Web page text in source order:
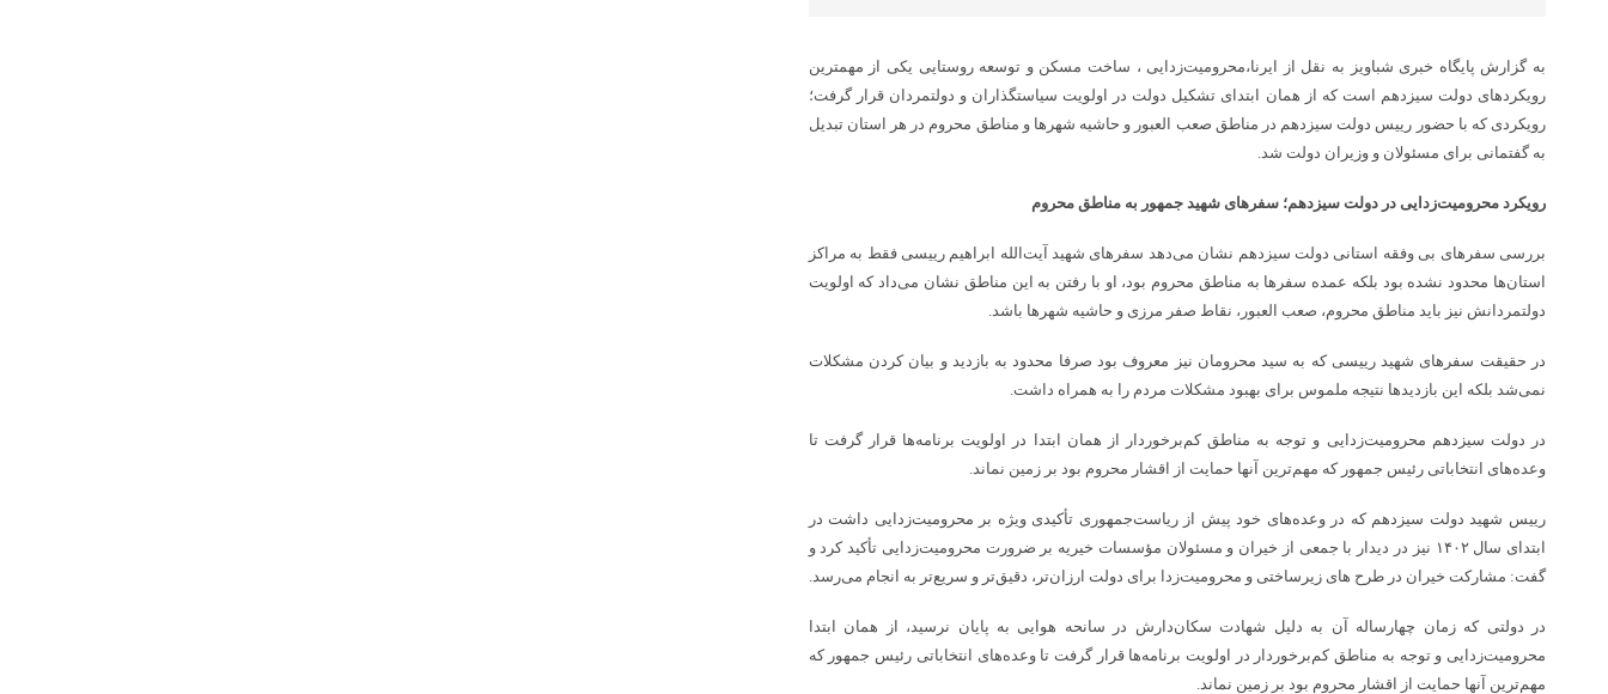
به گزارش پایگاه خبری شباویز به نقل از ایرنا،محرومیت‌زدایی ، ساخت مسکن و توسعه روستایی یکی از مهمترین
رویکردهای دولت سیزدهم است که از همان ابتدای تشکیل دولت در اولویت سیاستگذاران و دولتمردان قرار گرفت؛
رویکردی که با حضور رییس دولت سیزدهم در مناطق صعب العبور و حاشیه شهرها و مناطق محروم در هر استان تبدیل
به گفتمانی برای مسئولان و وزیران دولت شد.
رویکرد محرومیت‌زدایی در دولت سیزدهم؛ سفرهای شهید جمهور به مناطق محروم
بررسی سفرهای بی وفقه استانی دولت سیزدهم نشان می‌دهد سفرهای شهید آیت‌الله ابراهیم رییسی فقط به مراکز
استان‌ها محدود نشده بود بلکه عمده سفرها به مناطق محروم بود، او با رفتن به این مناطق نشان می‌داد که اولویت
دولتمردانش نیز باید مناطق محروم، صعب العبور، نقاط صفر مرزی و حاشیه شهرها باشد.
در حقیقت سفرهای شهید رییسی که به سید محرومان نیز معروف بود صرفا محدود به بازدید و بیان کردن مشکلات
نمی‌شد بلکه این بازدیدها نتیجه ملموس برای بهبود مشکلات مردم را به همراه داشت.
در دولت سیزدهم محرومیت‌زدایی و توجه به مناطق کم‌برخوردار از همان ابتدا در اولویت برنامه‌ها قرار گرفت تا
وعده‌های انتخاباتی رئیس جمهور که مهم‌ترین‌ آنها حمایت از اقشار محروم بود بر زمین نماند.
رییس شهید دولت سیزدهم که در وعده‌های خود پیش از ریاست‌جمهوری تأکیدی ویژه بر محرومیت‌زدایی داشت در
ابتدای سال ۱۴۰۲ نیز در دیدار با جمعی از خیران و مسئولان مؤسسات خیریه بر ضرورت محرومیت‌زدایی تأکید کرد و
گفت: مشارکت خیران در طرح های زیرساختی و محرومیت‌زدا برای دولت ارزان‌تر، دقیق‌تر و سریع‌تر به انجام می‌رسد.
در دولتی که زمان چهارساله آن به دلیل شهادت سکان‌دارش در سانحه هوایی به پایان نرسید، از همان ابتدا
محرومیت‌زدایی و توجه به مناطق کم‌برخوردار در اولویت برنامه‌ها قرار گرفت تا وعده‌های انتخاباتی رئیس جمهور که
مهم‌ترین‌ آنها حمایت از اقشار محروم بود بر زمین نماند.